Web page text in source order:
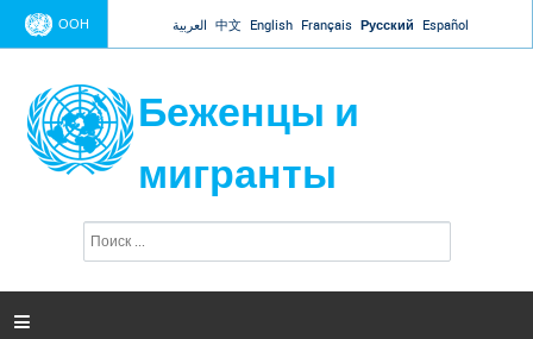
Jump to navigation
ООН العربية 中文 English Français Русский Español
Беженцы и
мигранты
и
